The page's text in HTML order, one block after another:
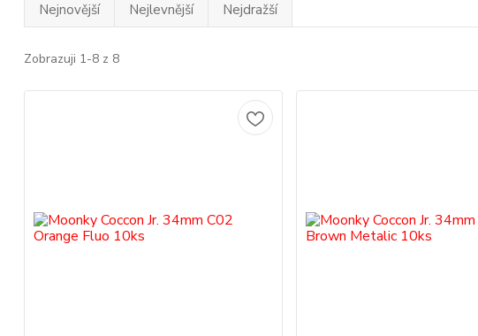
Nejnovější Nejlevnější Nejdražší
Zobrazuji 1-8 z 8